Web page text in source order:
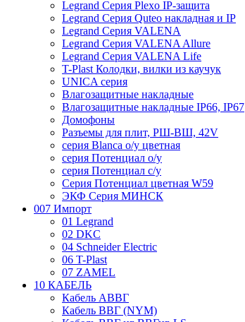
Legrand Серия Plexo IP-защита
Legrand Серия Quteo накладная и IP
Legrand Серия VALENA
Legrand Серия VALENA Allure
Legrand Серия VALENA Life
T-Plast Колодки, вилки из каучук
UNICA серия
Влагозащитные накладные
Влагозащитные накладные IP66, IP67
Домофоны
Разъемы для плит, РШ-ВШ, 42V
серия Blanca о/у цветная
серия Потенциал о/у
серия Потенциал с/у
Серия Потенциал цветная W59
ЭКФ Серия МИНСК
007 Импорт
01 Legrand
02 DKC
04 Schneider Electric
06 T-Plast
07 ZAMEL
10 КАБЕЛЬ
Кабель АВВГ
Кабель ВВГ (NYM)